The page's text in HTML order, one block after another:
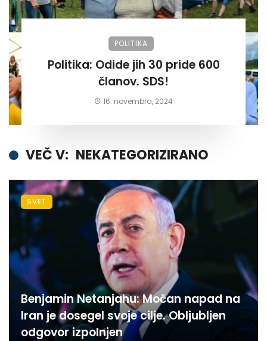
POLITIKA
Politika: Odide jih 30 pride 600
članov. SDS!
16. novembra, 2024
VEČ V: NEKATEGORIZIRANO
Benjamin Netanjahu: Močan napad na
Iran je dosegel svoje cilje. Obljubljen
odgovor izpolnjen
SVET